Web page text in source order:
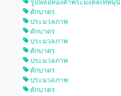
ตักบาตร
ประมวลภาพ
ตักบาตร
ประมวลภาพ
ตักบาตร
ประมวลภาพ
ตักบาตร
ประมวลภาพ
ตักบาตร